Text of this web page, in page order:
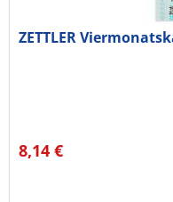
ZETTLER
8,14 €